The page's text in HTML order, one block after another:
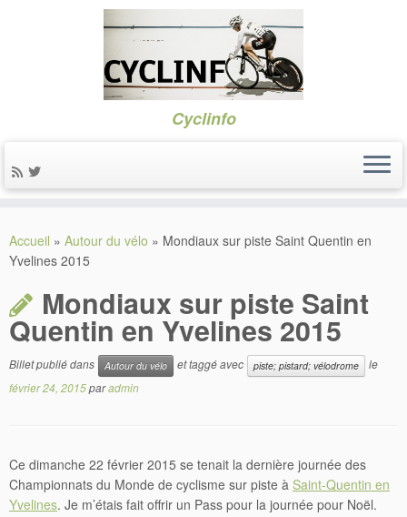
content
Cyclinfo
Accueil » Autour du vélo » Mondiaux sur piste Saint Quentin en
Yvelines 2015
Mondiaux sur piste Saint
Quentin en Yvelines 2015
Billet publié dans Autour du vélo et taggé avec piste; pistard; vélodrome
le
février 24, 2015paradmin
Ce dimanche 22 février 2015 se tenait la dernière journée des
Championnats du Monde de cyclisme sur piste à Saint-Quentin en
Yvelines. Je m’étais fait offrir un Pass pour la journée pour Noël.